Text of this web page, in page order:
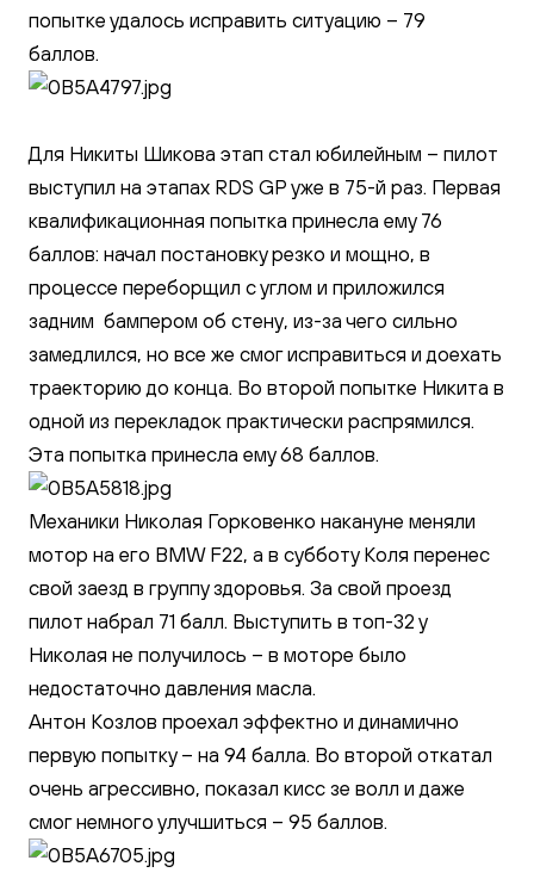
попытке удалось исправить ситуацию – 79
баллов.
Для Никиты Шикова этап стал юбилейным – пилот
выступил на этапах RDS GP уже в 75-й раз. Первая
квалификационная попытка принесла ему 76
баллов: начал постановку резко и мощно, в
процессе переборщил с углом и приложился
задним бампером об стену, из-за чего сильно
замедлился, но все же смог исправиться и доехать
траекторию до конца. Во второй попытке Никита в
одной из перекладок практически распрямился.
Эта попытка принесла ему 68 баллов.
Механики Николая Горковенко накануне меняли
мотор на его BMW F22, а в субботу Коля перенес
свой заезд в группу здоровья. За свой проезд
пилот набрал 71 балл. Выступить в топ-32 у
Николая не получилось – в моторе было
недостаточно давления масла.
Антон Козлов проехал эффектно и динамично
первую попытку – на 94 балла. Во второй откатал
очень агрессивно, показал кисс зе волл и даже
смог немного улучшиться – 95 баллов.